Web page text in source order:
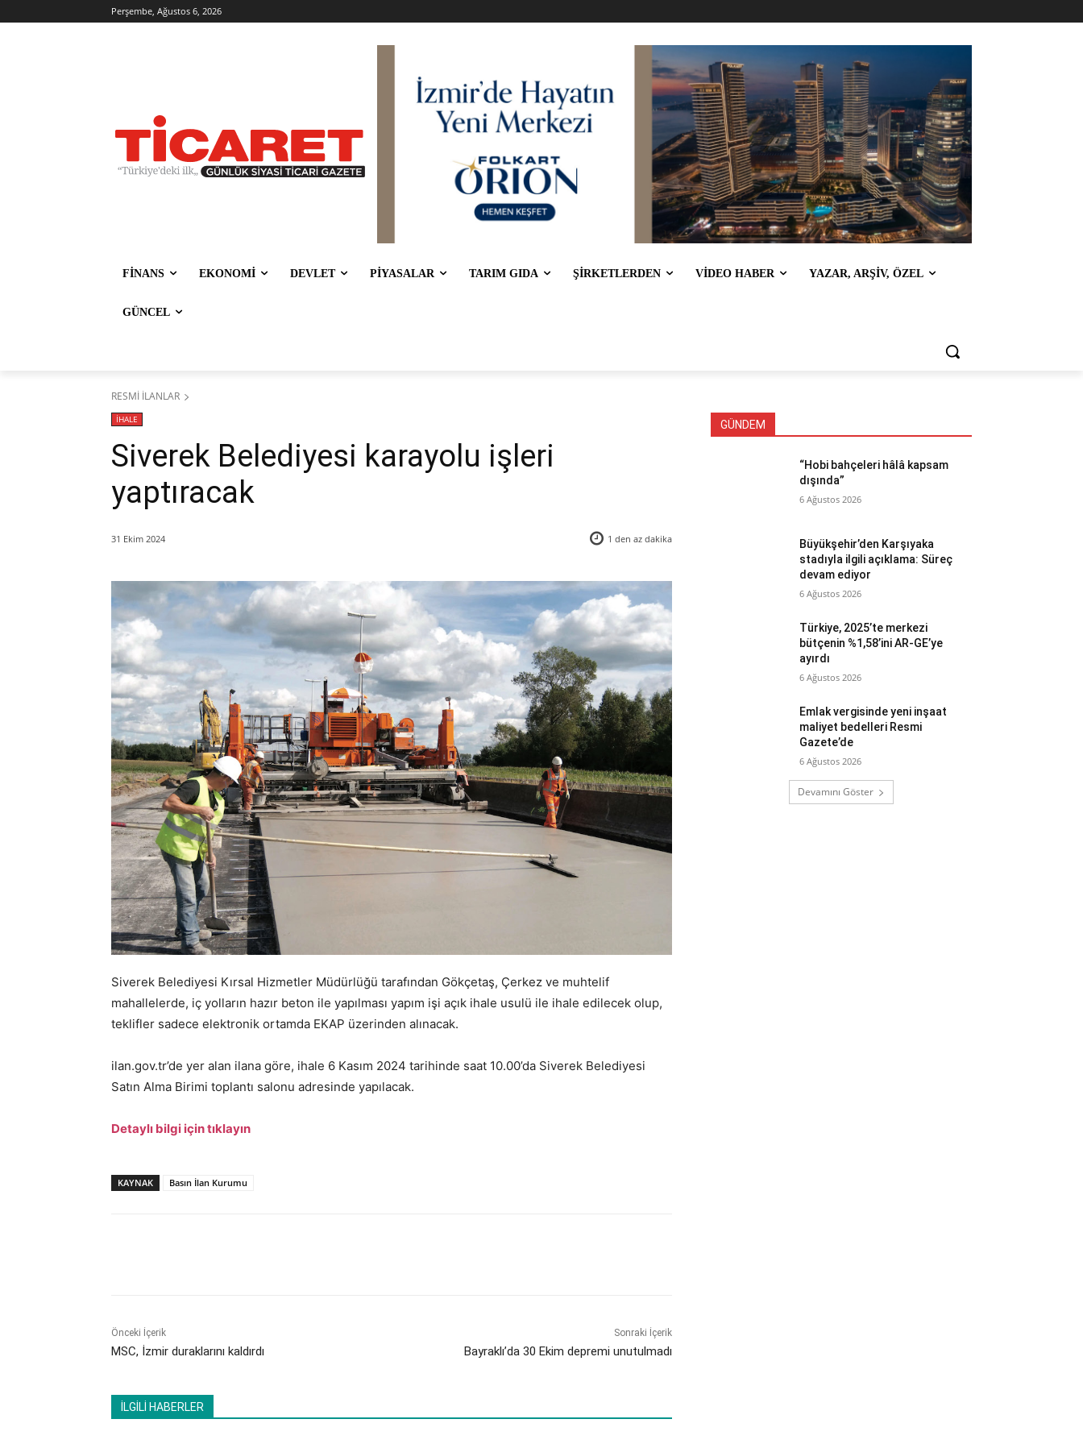
Perşembe, Ağustos 6, 2026
FİNANS EKONOMİ DEVLET PİYASALAR TARIM GIDA ŞİRKETLERDEN VİDEO HABER YAZAR, ARŞİV, ÖZEL
GÜNCEL
RESMİ İLANLAR
İHALE
Siverek Belediyesi karayolu işleri
yaptıracak
31 Ekim 2024 1 den az dakika
Siverek Belediyesi Kırsal Hizmetler Müdürlüğü tarafından Gökçetaş, Çerkez ve muhtelif
mahallelerde, iç yolların hazır beton ile yapılması yapım işi açık ihale usulü ile ihale edilecek olup,
teklifler sadece elektronik ortamda EKAP üzerinden alınacak.
ilan.gov.tr’de yer alan ilana göre, ihale 6 Kasım 2024 tarihinde saat 10.00’da Siverek Belediyesi
Satın Alma Birimi toplantı salonu adresinde yapılacak.
Detaylı bilgi için tıklayın
KAYNAK Basın İlan Kurumu
Önceki İçerik
MSC, İzmir duraklarını kaldırdı
Sonraki İçerik
Bayraklı’da 30 Ekim depremi unutulmadı
İLGİLİ HABERLER
GÜNDEM
“Hobi bahçeleri hâlâ kapsam
dışında”
6 Ağustos 2026
Büyükşehir’den Karşıyaka
stadıyla ilgili açıklama: Süreç
devam ediyor
6 Ağustos 2026
Türkiye, 2025’te merkezi
bütçenin %1,58’ini AR-GE’ye
ayırdı
6 Ağustos 2026
Emlak vergisinde yeni inşaat
maliyet bedelleri Resmi
Gazete’de
6 Ağustos 2026
Devamını Göster